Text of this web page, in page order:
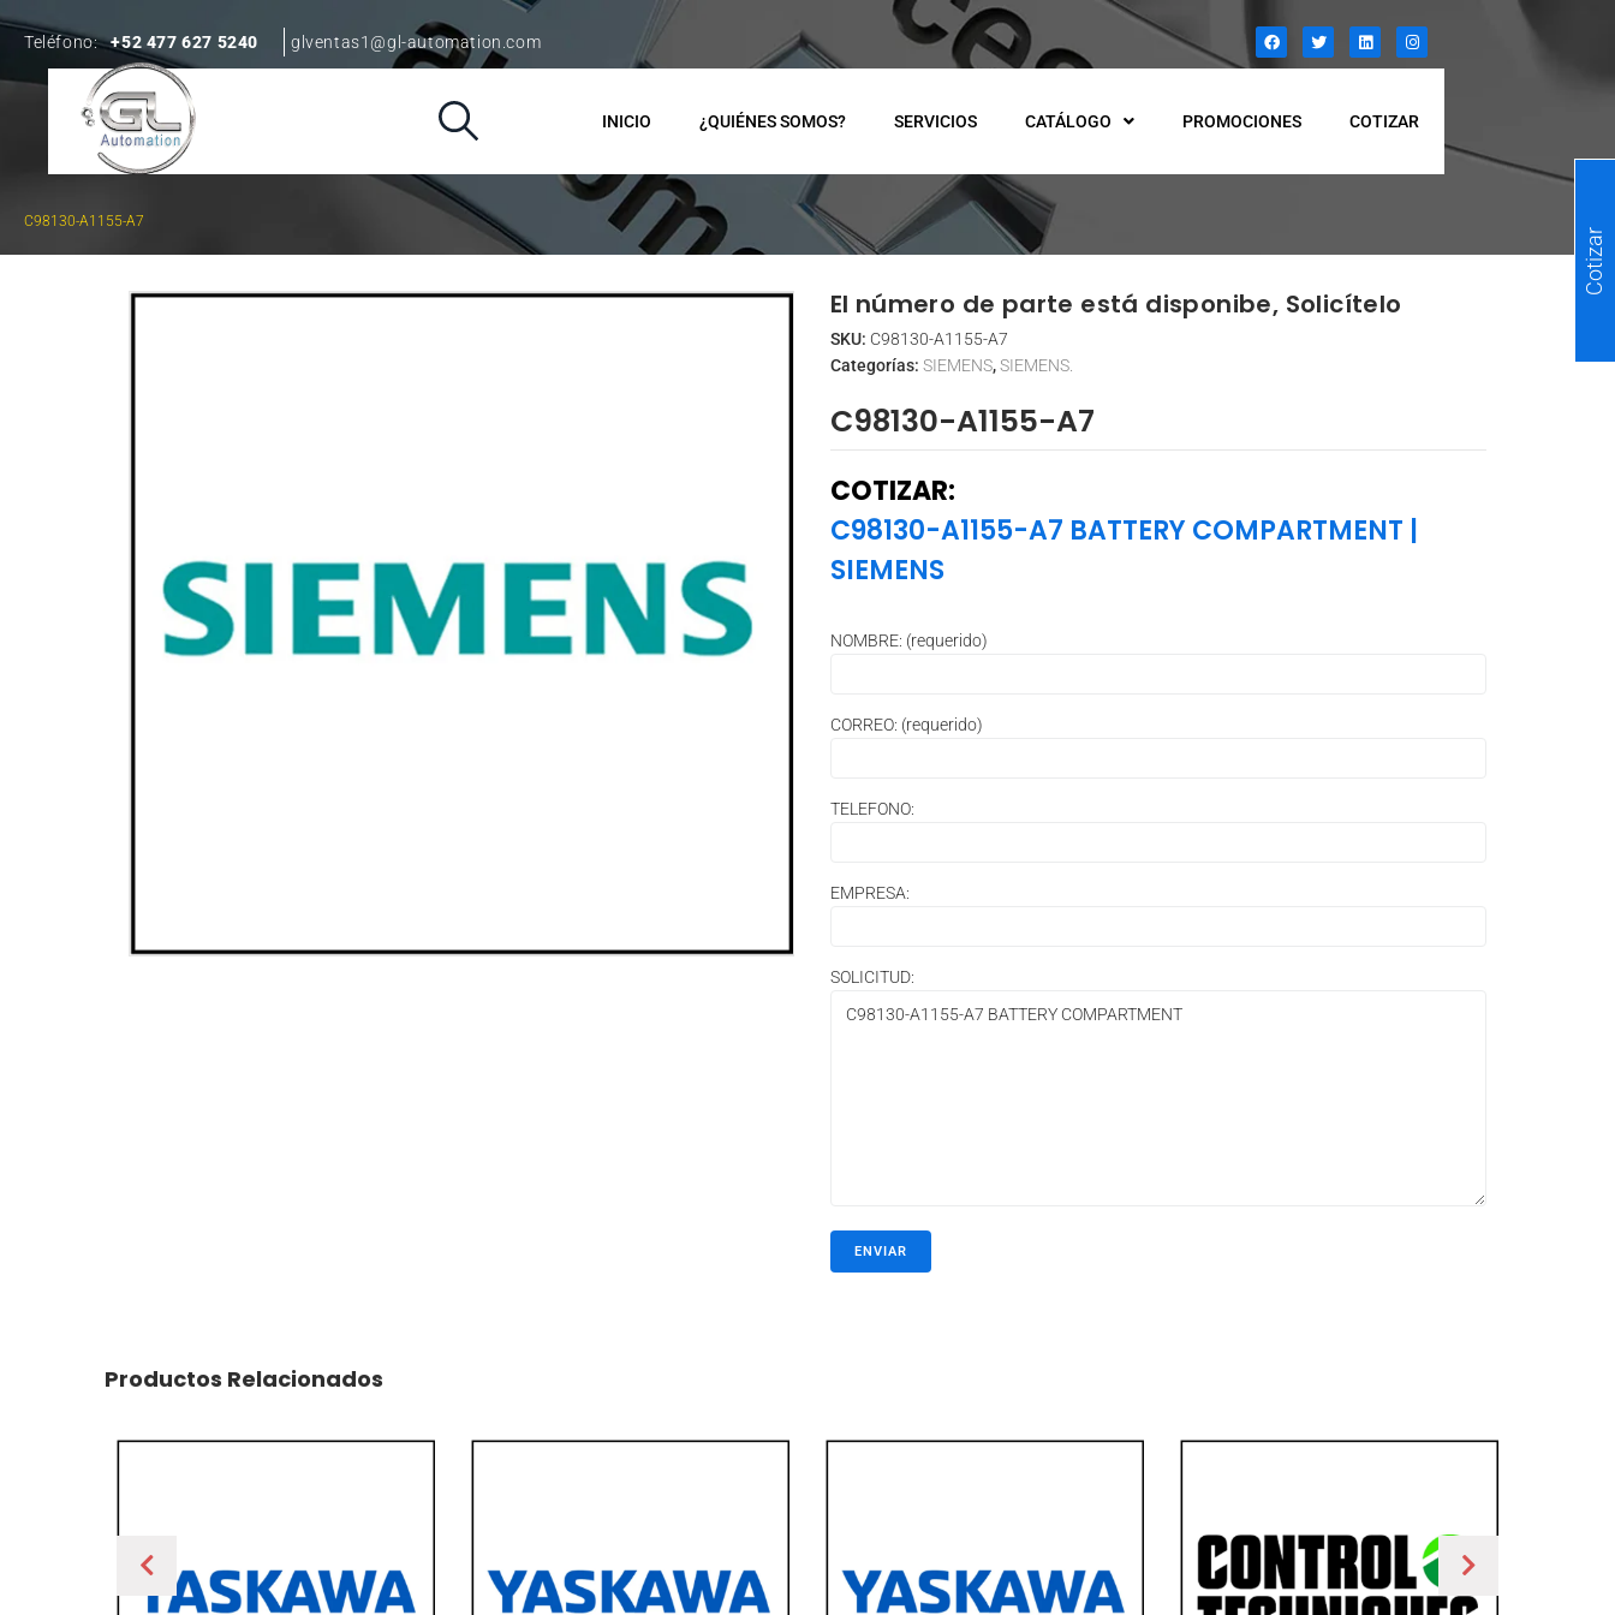
Teléfono: +52 477 627 5240 glventas1@gl-automation.com
INICIO ¿QUIÉNES SOMOS? SERVICIOS CATÁLOGO PROMOCIONES COTIZAR
C98130-A1155-A7
El número de parte está disponibe, Solicítelo
SKU: C98130-A1155-A7
Categorías: SIEMENS,SIEMENS.
C98130-A1155-A7
COTIZAR:
C98130-A1155-A7 BATTERY COMPARTMENT |
SIEMENS
NOMBRE: (requerido)
CORREO: (requerido)
TELEFONO:
EMPRESA:
SOLICITUD:
Productos Relacionados
Cotizar